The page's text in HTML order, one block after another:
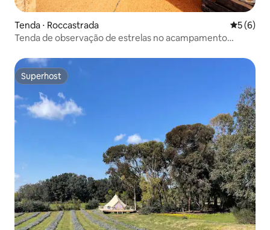
Tenda ⋅ Roccastrada 5 de
5 (6)
Tenda de observação de estrelas no acampamento
Superhost
Superhost